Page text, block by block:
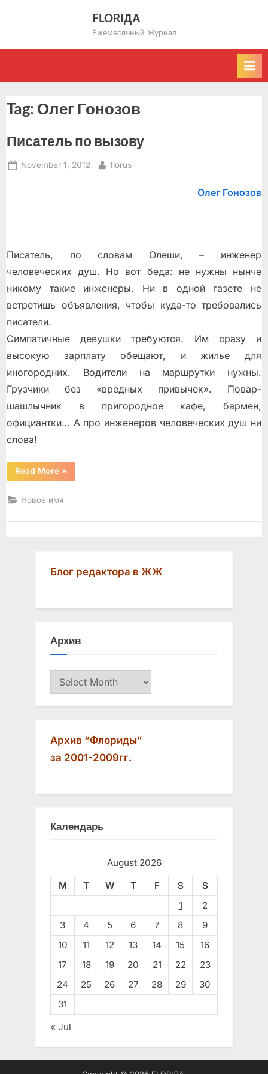
FLORIДА
Ежемесячный Журнал
Tag: Олег Гонозов
Писатель по вызову
Posted
November 1, 2012 By
florus
Олег Гонозов
Писатель, по словам Олеши, – инженер
человеческих душ. Но вот беда: не нужны нынче
никому такие инженеры. Ни в одной газете не
встретишь объявления, чтобы куда-то требовались
писатели.
Симпатичные девушки требуются. Им сразу и
высокую зарплату обещают, и жилье для
иногородних. Водители на маршрутки нужны.
Грузчики без «вредных привычек». Повар-
шашлычник в пригородное кафе, бармен,
официантки… А про инженеров человеческих душ ни
слова!
Read More“Писатель
по
»
Новое имя
Блог редактора в ЖЖ
Архив
Архив
Архив “Флориды”
за 2001-2009гг.
Календарь
August 2026
M
T W T F S
S
1
2
3
4 5 6 7 8
9
10
11 12 13 14 15
16
17
18 19 20 21 22
23
24
25 26 27 28 29
30
31
« Jul